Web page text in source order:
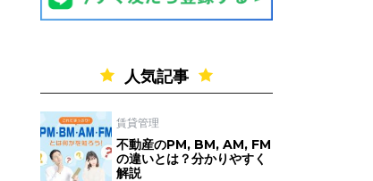
人気記事
賃貸管理
不動産のPM, BM, AM, FM
の違いとは？分かりやすく
解説